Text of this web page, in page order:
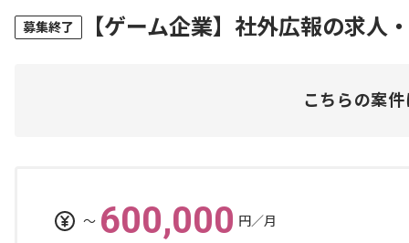
募集終了 【ゲーム企業】社外広報の求人
こちらの案
〜 600,000 円／月